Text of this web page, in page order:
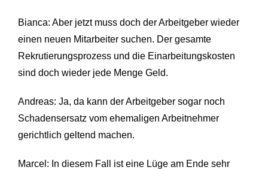
Bianca: Aber jetzt muss doch der Arbeitgeber wieder
einen neuen Mitarbeiter suchen. Der gesamte
Rekrutierungsprozess und die Einarbeitungskosten
sind doch wieder jede Menge Geld.
Andreas: Ja, da kann der Arbeitgeber sogar noch
Schadensersatz vom ehemaligen Arbeitnehmer
gerichtlich geltend machen.
Marcel: In diesem Fall ist eine Lüge am Ende sehr